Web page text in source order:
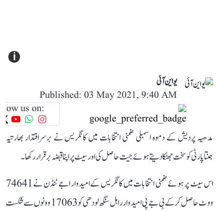
i
یو این آئی
Published: 03 May 2021, 9:40 AM
us on:
مدھیہ پردیش کے دموہ اسمبلی ضمنی انتخابات میں کانگریس نے برسراقتدار بھارتیہ
جنتاپارٹی کو سخت جھٹکا دیتے ہوئے جیت حاصل کی اور سیٹ پر اپنا قبضہ برقرار رکھا۔
اس سیٹ پر ہوئے ضمنی انتخابات میں کانگریس کےامیدوار اجے ٹنڈن نے 74641
ووٹ حاصل کرکے بی جے پی امیدوار راہل سنگھ لودھی کو 17063 ووٹوں سے شکست